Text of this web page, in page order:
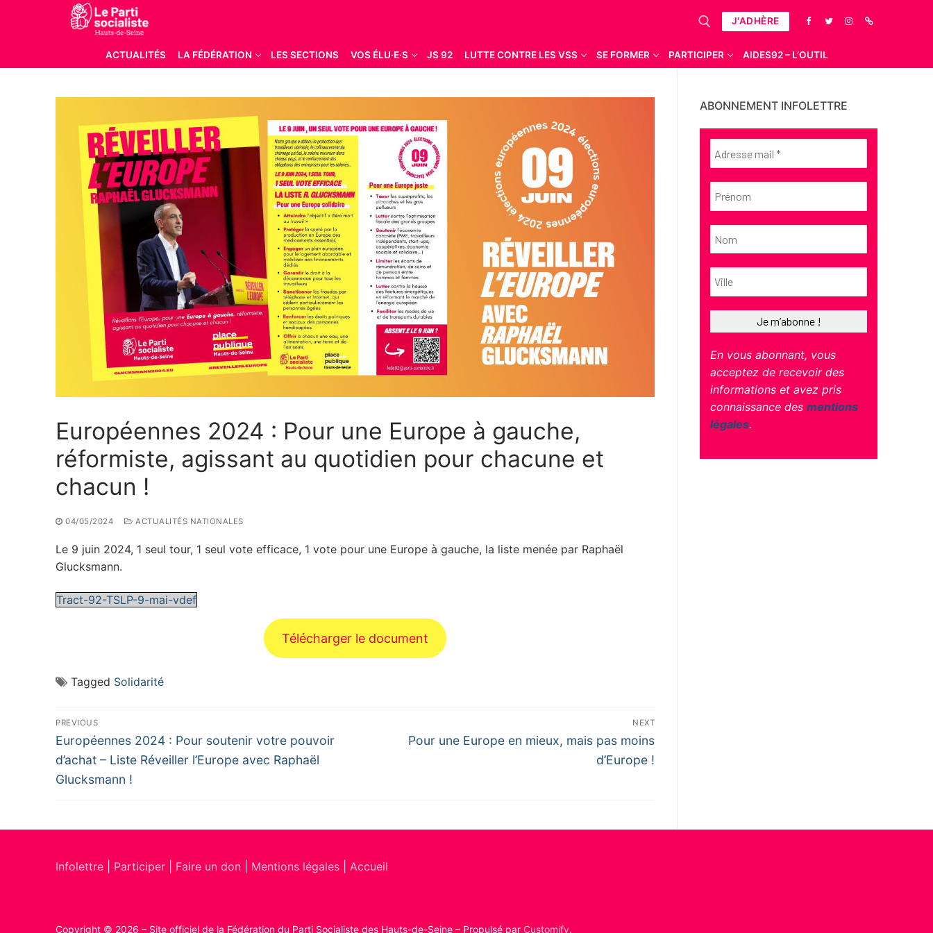
J'ADHÈRE
ACTUALITÉS LA FÉDÉRATION LES SECTIONS VOS ÉLU·E·S JS 92 LUTTE CONTRE LES VSS SE FORMER PARTICIPER AIDES92 – L’OUTIL
Européennes 2024 : Pour une Europe à gauche,
réformiste, agissant au quotidien pour chacune et
chacun !
04/05/2024 ACTUALITÉS NATIONALES
Le 9 juin 2024, 1 seul tour, 1 seul vote efficace, 1 vote pour une Europe à gauche, la liste menée par Raphaël
Glucksmann.
Tract-92-TSLP-9-mai-vdef
Télécharger le document
Tagged Solidarité
Navigation
de
l’article
PREVIOUS
Previous
post:
Européennes 2024 : Pour soutenir votre pouvoir
d’achat – Liste Réveiller l’Europe avec Raphaël
Glucksmann !
NEXT
Next
Pour une Europe en mieux, mais pas moins
d’Europe !
ABONNEMENT INFOLETTRE
En vous abonnant, vous
acceptez de recevoir des
informations et avez pris
connaissance des mentions
légales.
Infolettre Participer Faire un don Mentions légales Accueil
Copyright © 2026 – Site officiel de la Fédération du Parti Socialiste des Hauts-de-Seine – Propulsé par Customify.